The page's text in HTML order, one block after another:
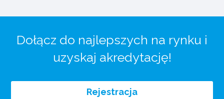
Dołącz do najlepszych na rynku i
uzyskaj akredytację!
Rejestracja